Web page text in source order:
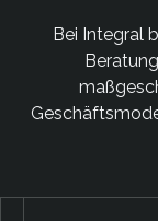
Bei Integral